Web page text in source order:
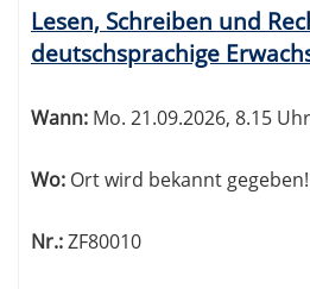
Lesen, Schreiben und
deutschsprachige
Wann: Mo. 21.09.2026, 8.15 Uhr
Wo: Ort wird bekannt gegeben!
Nr.:ZF80010